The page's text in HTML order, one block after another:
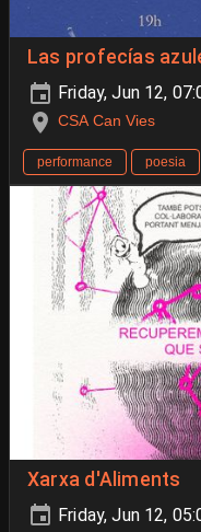
Las profecías
Friday, Jun 12,
CSA Can Vies
performance poesia
Xarxa d'Aliments
Friday, Jun 12,